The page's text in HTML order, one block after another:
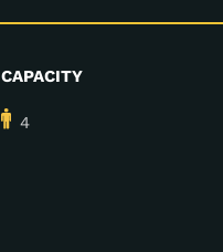
CAPACITY
4